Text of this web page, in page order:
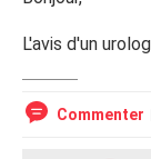
L'avis d'un
Commenter